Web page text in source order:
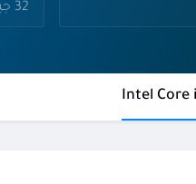
32 جيجابايت